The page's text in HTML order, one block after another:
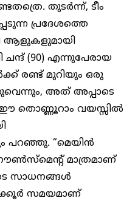
തുടർന്ന്, ടീം
പ്രദേശത്തെ
ആളുകളുമായി
(90) എന്നുപേരായ
രണ്ട് മുറിയും ഒരു
അത് അപ്പാടെ
തൊണ്ണൂറാം വയസ്സിൽ
പറഞ്ഞു. “മെയിൻ
മാത്രമാണ്
സാധനങ്ങൾ
സമയമാണ്